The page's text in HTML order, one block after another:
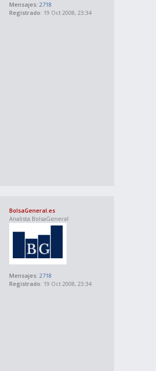
Mensajes: 2718
Registrado: 19 Oct 2008, 23:34
BolsaGeneral.es
Analista BolsaGeneral
Mensajes: 2718
Registrado: 19 Oct 2008, 23:34